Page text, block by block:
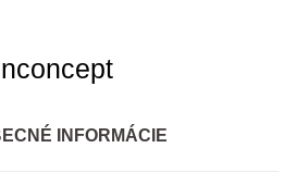
INFORMÁCIE